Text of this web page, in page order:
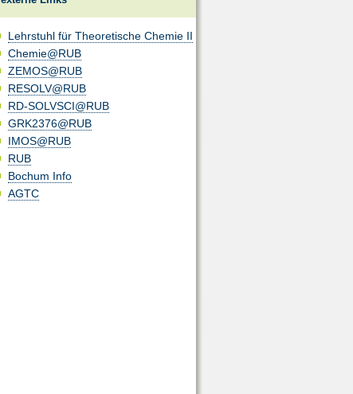
Lehrstuhl für Theoretische Chemie II
Chemie@RUB
ZEMOS@RUB
RESOLV@RUB
RD-SOLVSCI@RUB
GRK2376@RUB
IMOS@RUB
RUB
Bochum Info
AGTC